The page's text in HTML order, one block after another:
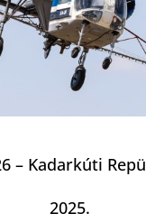
– Kadarkúti
2025.